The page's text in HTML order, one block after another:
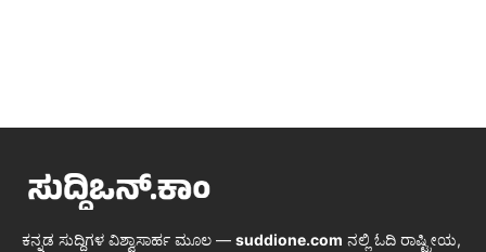
ಕನ್ನಡ ಸುದ್ದಿಗಳ ವಿಶ್ವಾಸಾರ್ಹ ಮೂಲ — suddione.com ನಲ್ಲಿ ಓದಿ ರಾಷ್ಟ್ರೀಯ,